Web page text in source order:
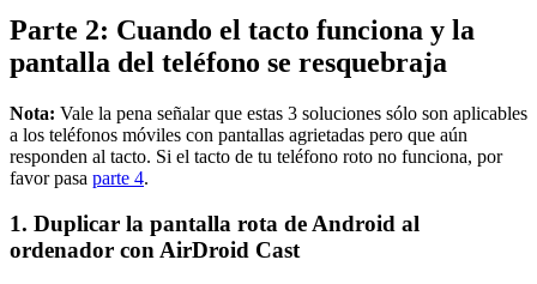
Parte 2: Cuando el tacto funciona y la
pantalla del teléfono se resquebraja
Nota: Vale la pena señalar que estas 3 soluciones sólo son aplicables
a los teléfonos móviles con pantallas agrietadas pero que aún
responden al tacto. Si el tacto de tu teléfono roto no funciona, por
favor pasa parte 4.
1. Duplicar la pantalla rota de Android al
ordenador con AirDroid Cast